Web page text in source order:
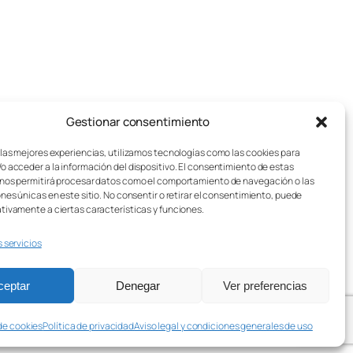
Gestionar consentimiento
mejores experiencias, utilizamos tecnologías como las cookies para
acceder a la información del dispositivo. El consentimiento de estas
permitirá procesar datos como el comportamiento de navegación o las
únicas en este sitio. No consentir o retirar el consentimiento, puede
a ciertas características y funciones.
servicios
Denegar Ver preferencias
cookiesPolítica de privacidadAviso legal y condiciones generales de uso
de juegos de mesa
de Envío
Lúdico – Asistente IA
Aviso legal
Política de cookies
Política de privacidad
Condiciones generales
Contacto